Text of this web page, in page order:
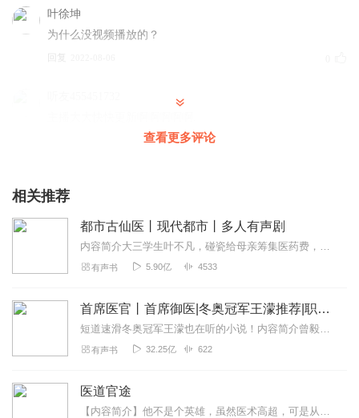
叶徐坤
为什么没视频播放的？
回复
查看更多评论
相关推荐
都市古仙医丨现代都市丨多人有声剧
内容简介大三学生叶不凡，碰瓷给母亲筹集医药费，却遇到不按套路出牌的女司机，被撞后获得古医门传承，从此通医术、修功法、玩转都市，赢得无数美女青睐。STAFF出品...
有声书 5.90亿 4533
首席医官丨首席御医|冬奥冠军王濛推荐|职场商战超经典神作
短道速滑冬奥冠军王濛也在听的小说！内容简介曾毅凭着祖传绝技和中西医兼修学养，在高手如林的医学界脱颖而出，仅用三副中药便解除了一位领导夫人的病根，备受青睐，被破...
有声书 32.25亿 622
医道官途
【内容简介】他不是个英雄，虽然医术高超，可是从来不做没有回报的事情。张一针治好的富人多，基本上都是给了银子的，他治好的女人多，对于这种不良医生野史都羞于记载。张...